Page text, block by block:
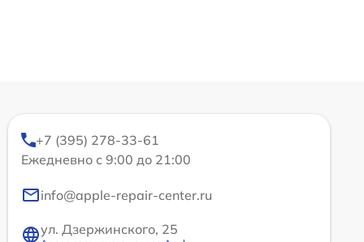
+7 (395) 278-33-61
Ежедневно с 9:00 до 21:00
info@apple-repair-center.ru
ул. Дзержинского, 25